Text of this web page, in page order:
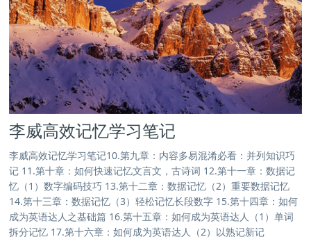
李威高效记忆学习笔记
李威高效记忆学习笔记10.第九章：内容多易混淆必看：并列知识巧
记 11.第十章：如何快速记忆文言文，古诗词 12.第十一章：数据记
忆（1）数字编码技巧 13.第十二章：数据记忆（2）重要数据记忆
14.第十三章：数据记忆（3）轻松记忆长段数字 15.第十四章：如何
成为英语达人之基础篇 16.第十五章：如何成为英语达人（1）单词
拆分记忆 17.第十六章：如何成为英语达人（2）以熟记新记